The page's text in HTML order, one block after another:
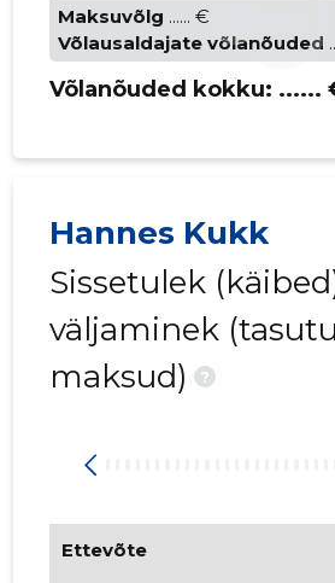
Maksuvõlg ...... €
Võlausaldajate võlanõuded
Võlanõuded kokku: ......
Hannes Kukk
Sissetulek
väljaminek
maksud)
?
Ettevõte